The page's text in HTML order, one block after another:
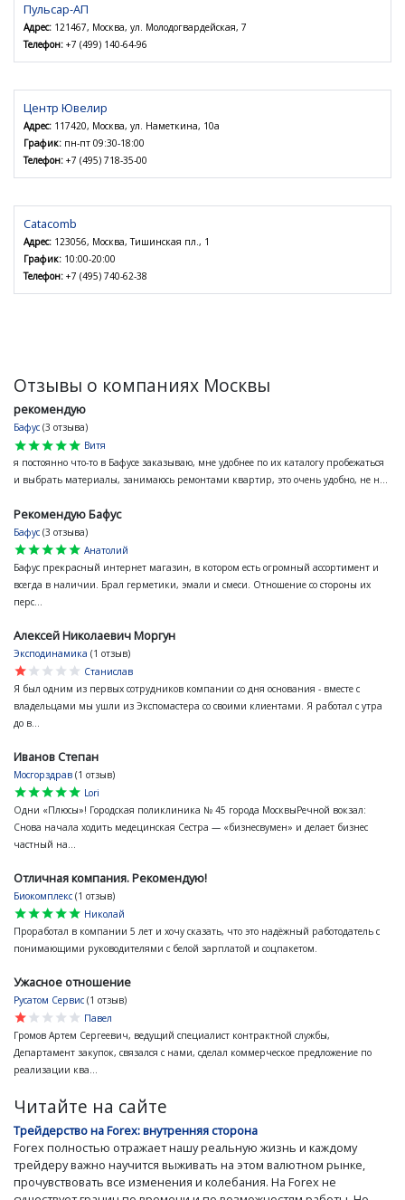
Пульсар-АП
Адрес: 121467, Москва, ул. Молодогвардейская, 7
Телефон: +7 (499) 140-64-96
Центр Ювелир
Адрес: 117420, Москва, ул. Наметкина, 10а
График: пн-пт 09:30-18:00
Телефон: +7 (495) 718-35-00
Catacomb
Адрес: 123056, Москва, Тишинская пл., 1
График: 10:00-20:00
Телефон: +7 (495) 740-62-38
Отзывы о компаниях Москвы
рекомендую
Бафус (3 отзыва)
star
star
star
star
star
Витя
я постоянно что-то в Бафусе заказываю, мне удобнее по их каталогу пробежаться
и выбрать материалы, занимаюсь ремонтами квартир, это очень удобно, не н...
Рекомендую Бафус
Бафус (3 отзыва)
star
star
star
star
star
Анатолий
Бафус прекрасный интернет магазин, в котором есть огромный ассортимент и
всегда в наличии. Брал герметики, эмали и смеси. Отношение со стороны их
перс...
Алексей Николаевич Моргун
Эксподинамика (1 отзыв)
star
star
star
star
star
Станислав
Я был одним из первых сотрудников компании со дня основания - вместе с
владельцами мы ушли из Экспомастера со своими клиентами. Я работал с утра
до в...
Иванов Степан
Мосгорздрав (1 отзыв)
star
star
star
star
star
Lori
Одни «Плюсы»! Городская поликлиника № 45 города МосквыРечной вокзал:
Снова начала ходить медецинская Сестра — «бизнесвумен» и делает бизнес
частный на...
Отличная компания. Рекомендую!
Биокомплекс (1 отзыв)
star
star
star
star
star
Николай
Проработал в компании 5 лет и хочу сказать, что это надёжный работодатель с
понимающими руководителями с белой зарплатой и соцпакетом.
Ужасное отношение
Русатом Сервис (1 отзыв)
star
star
star
star
star
Павел
Громов Артем Сергеевич, ведущий специалист контрактной службы,
Департамент закупок, связался с нами, сделал коммерческое предложение по
реализации ква...
Читайте на сайте
Трейдерство на Forex: внутренняя сторона
Forex полностью отражает нашу реальную жизнь и каждому
трейдеру важно научится выживать на этом валютном рынке,
прочувствовать все изменения и колебания. На Forex не